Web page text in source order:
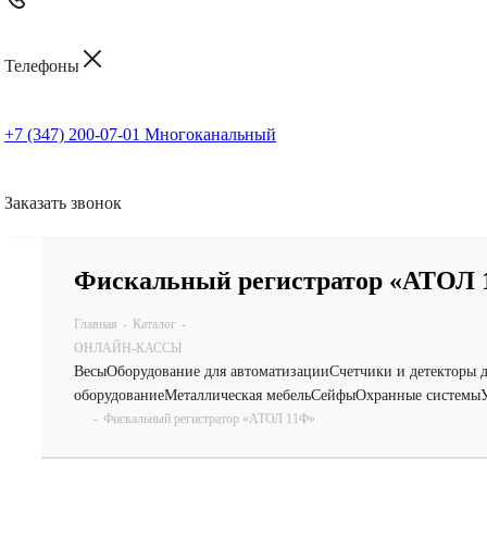
Телефоны
+7 (347) 200-07-01 Многоканальный
Заказать звонок
Фискальный регистратор «АТОЛ
Главная - Каталог -
ОНЛАЙН-КАССЫ
ВесыОборудование для автоматизацииСчетчики и детекторы
оборудованиеМеталлическая мебельСейфыОхранные системы
- Фискальный регистратор «АТОЛ 11Ф»